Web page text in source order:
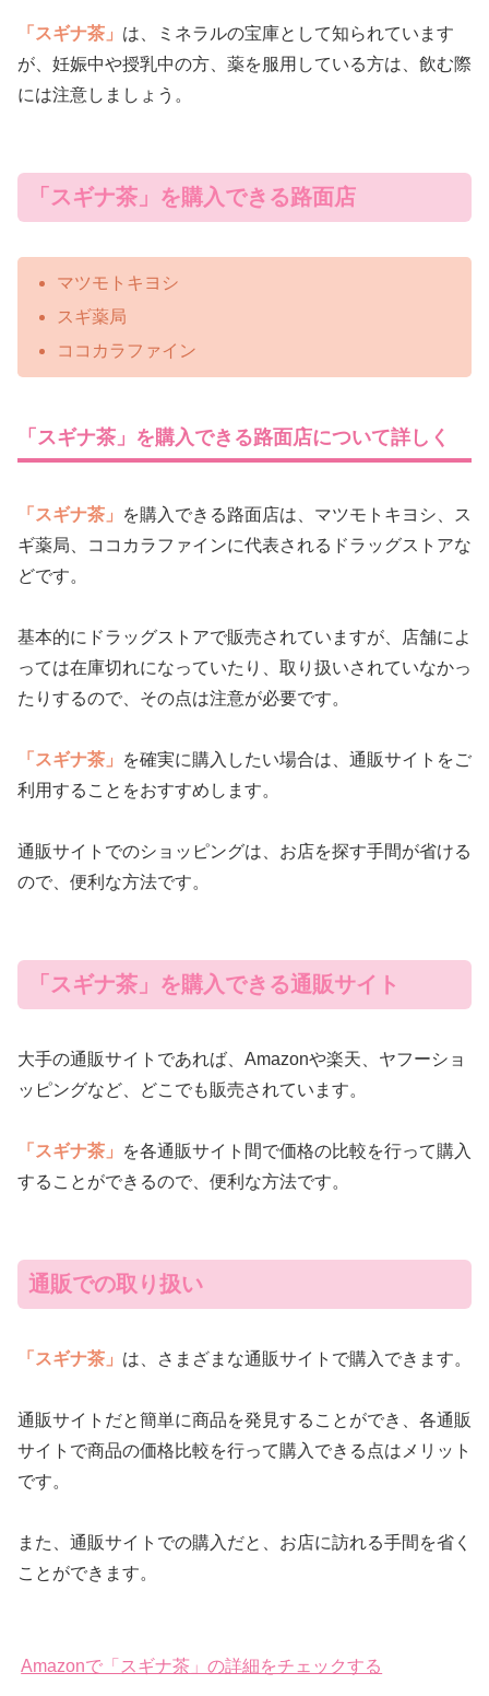
「スギナ茶」 は、ミネラルの宝庫として知られています
が、妊娠中や授乳中の方、薬を服用している方は、飲む際
には注意しましょう。
「スギナ茶」を購入できる路面店
マツモトキヨシ
スギ薬局
ココカラファイン
「スギナ茶」を購入できる路面店について詳しく
「スギナ茶」
を購入できる路面店は、マツモトキヨシ、ス
ギ薬局、ココカラファインに代表されるドラッグストアな
どです。
基本的にドラッグストアで販売されていますが、店舗によ
っては在庫切れになっていたり、取り扱いされていなかっ
たりするので、その点は注意が必要です。
「スギナ茶」
を確実に購入したい場合は、通販サイトをご
利用することをおすすめします。
通販サイトでのショッピングは、お店を探す手間が省ける
ので、便利な方法です。
「スギナ茶」を購入できる通販サイト
大手の通販サイトであれば、Amazonや楽天、ヤフーショ
ッピングなど、どこでも販売されています。
「スギナ茶」
を各通販サイト間で価格の比較を行って購入
することができるので、便利な方法です。
通販での取り扱い
「スギナ茶」 は、さまざまな通販サイトで購入できます。
通販サイトだと簡単に商品を発見することができ、各通販
サイトで商品の価格比較を行って購入できる点はメリット
です。
また、通販サイトでの購入だと、お店に訪れる手間を省く
ことができます。
Amazonで「スギナ茶」の詳細をチェックする